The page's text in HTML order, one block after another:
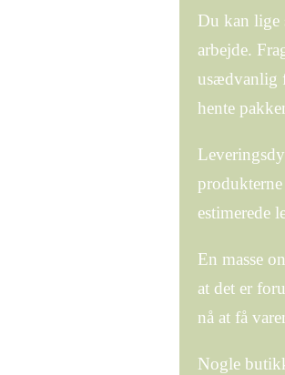
Du kan lige
arbejde.
usædvanlig
hente
estimerede
En masse
at det er
nå at få
Nogle